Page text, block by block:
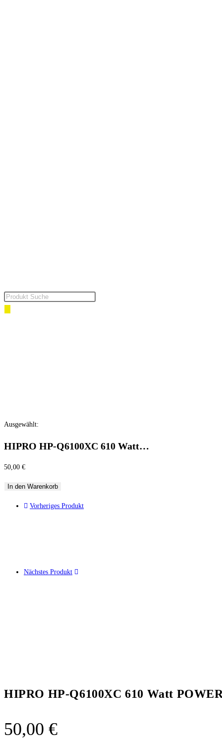
Ausgewählt:
HIPRO HP-Q6100XC 610 Watt…
50,00 €
In den Warenkorb
Vorheriges Produkt
Nächstes Produkt
HIPRO HP-Q6100XC 610 Watt
50,00 €